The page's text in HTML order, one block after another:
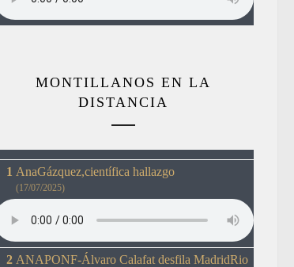
MONTILLANOS EN LA
DISTANCIA
AnaGázquez,científica hallazgo
(17/07/2025)
ANAPONF-Álvaro Calafat desfila MadridRio